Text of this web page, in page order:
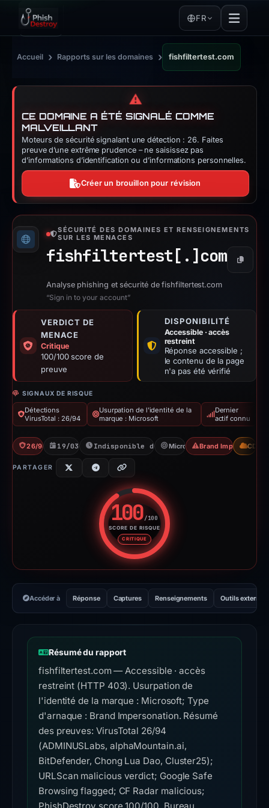
FR
Accueil › Rapports sur les domaines › fishfiltertest.com
⚠️
CE DOMAINE A ÉTÉ SIGNALÉ COMME
MALVEILLANT
Moteurs de sécurité signalant une détection : 26. Faites
preuve d’une extrême prudence – ne saisissez pas
d’informations d’identification ou d’informations personnelles.
Créer un brouillon pour révision
SÉCURITÉ DES DOMAINES ET RENSEIGNEMENTS
SUR LES MENACES
fishfiltertest[.] com Copier
Analyse phishing et sécurité de fishfiltertest.com
“Sign in to your account”
VERDICT DE
MENACE
Critique
100/100 score de
preuve
DISPONIBILITÉ
Accessible · accès
restreint
Réponse accessible ;
le contenu de la page
n'a pas été vérifié
SIGNAUX DE RISQUE
Détections
VirusTotal : 26/94
Usurpation de l'identité de la
marque : Microsoft
Dernier
actif connu
26/94 VT 19/03/2026Indisponible depuis 23/04/2026
MicrosoftBrand Impersonation
CDN
PARTAGER
100/100
SCORE DE RISQUE
CRITIQUE
Score de risque : 100 sur
Accéder à Réponse Captures Renseignements Outils externes
Résumé du rapport
fishfiltertest.com — Accessible · accès
restreint (HTTP 403). Usurpation de
l'identité de la marque : Microsoft; Type
d'arnaque : Brand Impersonation. Résumé
des preuves: VirusTotal 26/94
(ADMINUSLabs, alphaMountain.ai,
BitDefender, Chong Lua Dao, Cluster25);
URLScan malicious verdict; Google Safe
Browsing flagged; CF Radar malicious;